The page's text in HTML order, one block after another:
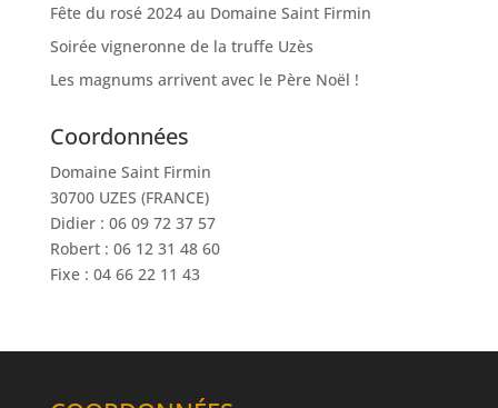
Fête du rosé 2024 au Domaine Saint Firmin
Soirée vigneronne de la truffe Uzès
Les magnums arrivent avec le Père Noël !
Coordonnées
Domaine Saint Firmin
30700 UZES (FRANCE)
Didier : 06 09 72 37 57
Robert : 06 12 31 48 60
Fixe : 04 66 22 11 43